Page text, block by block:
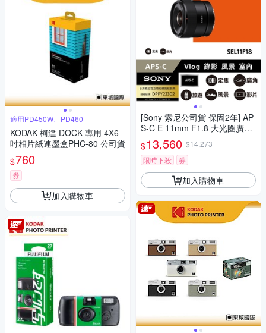
適用PD450W、PD460
KODAK 柯達 DOCK 專用 4X6
吋相片紙連墨盒PHC-80 公司貨
$760
券
加入購物車
[Sony 索尼公司貨 保固2年] AP
S-C E 11mm F1.8 大光圈廣角
定焦鏡 SEL11F18
$13,560 $14,273
限時下殺
券
加入購物車